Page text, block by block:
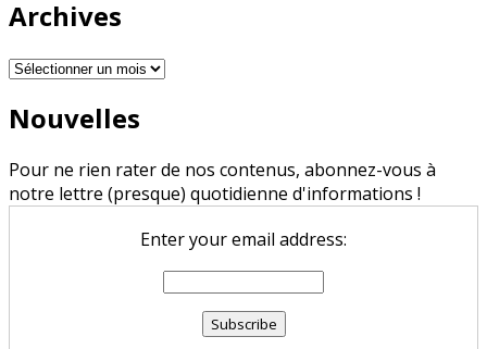
Archives
Archives
Nouvelles
Pour ne rien rater de nos contenus, abonnez-vous à
notre lettre (presque) quotidienne d'informations !
Enter your email address: